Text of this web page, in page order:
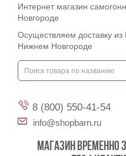
Интернет магазин
Новгороде
Осуществляем доставку
Нижнем Новгороде
8 (800) 550-41-54
info@shopbarn.ru
МАГАЗИН